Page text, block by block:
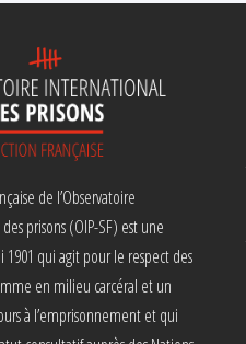
de l’Observatoire
prisons (OIP-SF) est une
1901 qui agit pour le respect des
en milieu carcéral et un
à l’emprisonnement et qui